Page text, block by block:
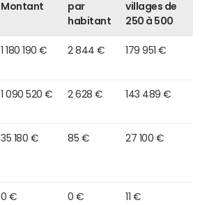
Montant
par
habitant
villages de
250 à 500
1 180 190 € 2 844 € 179 951 €
1 090 520 € 2 628 € 143 489 €
35 180 € 85 € 27 100 €
0 € 0 € 11 €